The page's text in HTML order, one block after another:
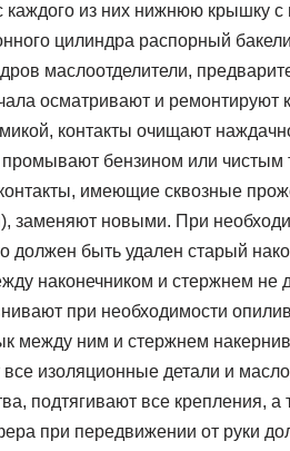
каждого из них нижнюю крышку
цилиндра распорный
маслоотделители,
осматривают и ремонтируют
контакты очищают
промывают бензином или
имеющие сквозные
заменяют новыми. При
должен быть удален старый
наконечником и стержнем не
при необходимости
между ним и стержнем
изоляционные детали и
подтягивают все крепления, а
при передвижении от руки